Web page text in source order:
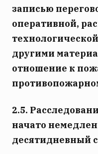
записью
оперативной,
другими
отношение к
2.5.
начато
десятидневный